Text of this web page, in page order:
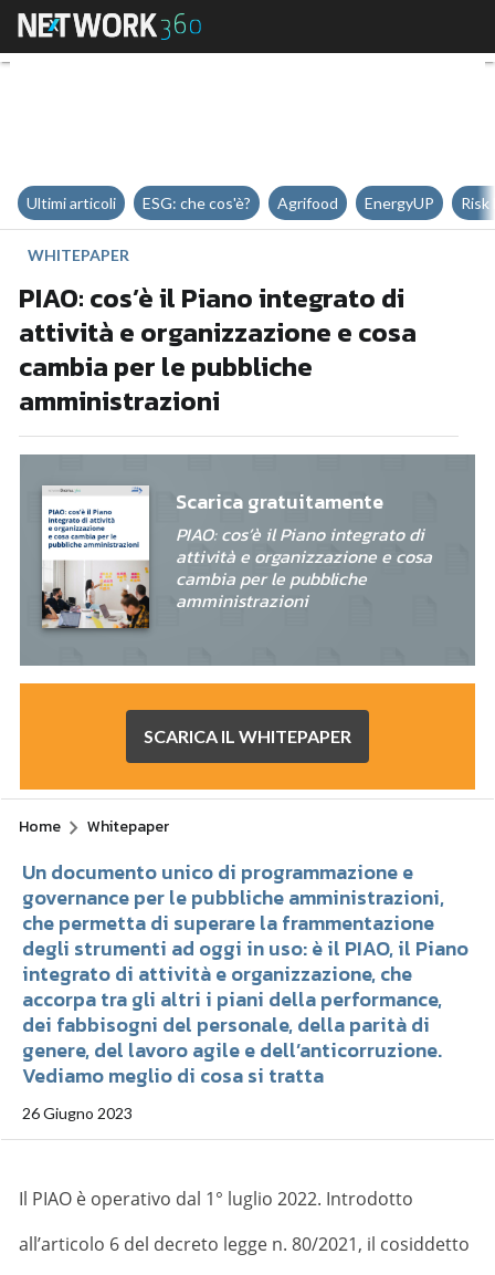
PIAO: cos’è il Piano integrato
Ultimi articoli ESG: che cos'è? Agrifood EnergyUP Risk
WHITEPAPER
PIAO: cos’è il Piano integrato di
attività e organizzazione e cosa
cambia per le pubbliche
amministrazioni
Scarica gratuitamente
PIAO: cos’è il Piano integrato di
attività e organizzazione e cosa
cambia per le pubbliche
amministrazioni
SCARICA IL WHITEPAPER
Home Whitepaper
Un documento unico di programmazione e
governance per le pubbliche amministrazioni,
che permetta di superare la frammentazione
degli strumenti ad oggi in uso: è il PIAO, il Piano
integrato di attività e organizzazione, che
accorpa tra gli altri i piani della performance,
dei fabbisogni del personale, della parità di
genere, del lavoro agile e dell’anticorruzione.
Vediamo meglio di cosa si tratta
26 Giugno 2023
Il PIAO è operativo dal 1° luglio 2022. Introdotto
all’articolo 6 del decreto legge n. 80/2021, il cosiddetto